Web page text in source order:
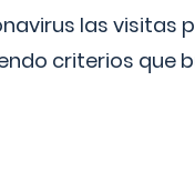
las visitas
criterios que